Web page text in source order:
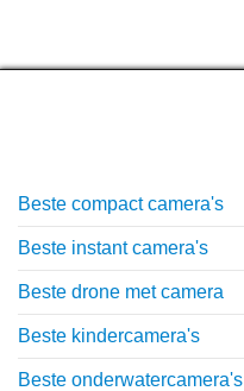
Beste compact camera's
Beste instant camera's
Beste drone met camera
Beste kindercamera's
Beste onderwatercamera's